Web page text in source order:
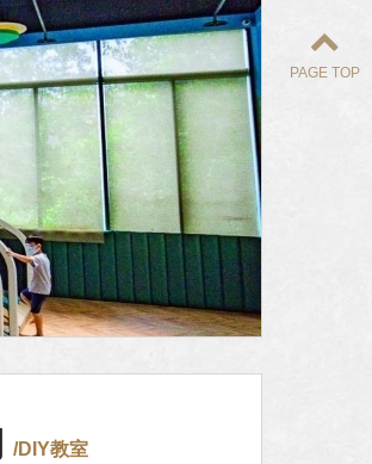
/DIY教室
PAGE TOP